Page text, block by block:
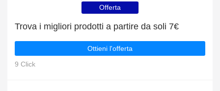
Offerta
Trova i migliori prodotti a partire da soli 7€
Ottieni l'offerta
9 Click